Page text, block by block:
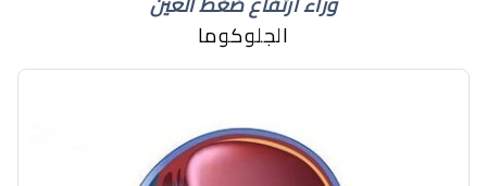
الجلوكوما